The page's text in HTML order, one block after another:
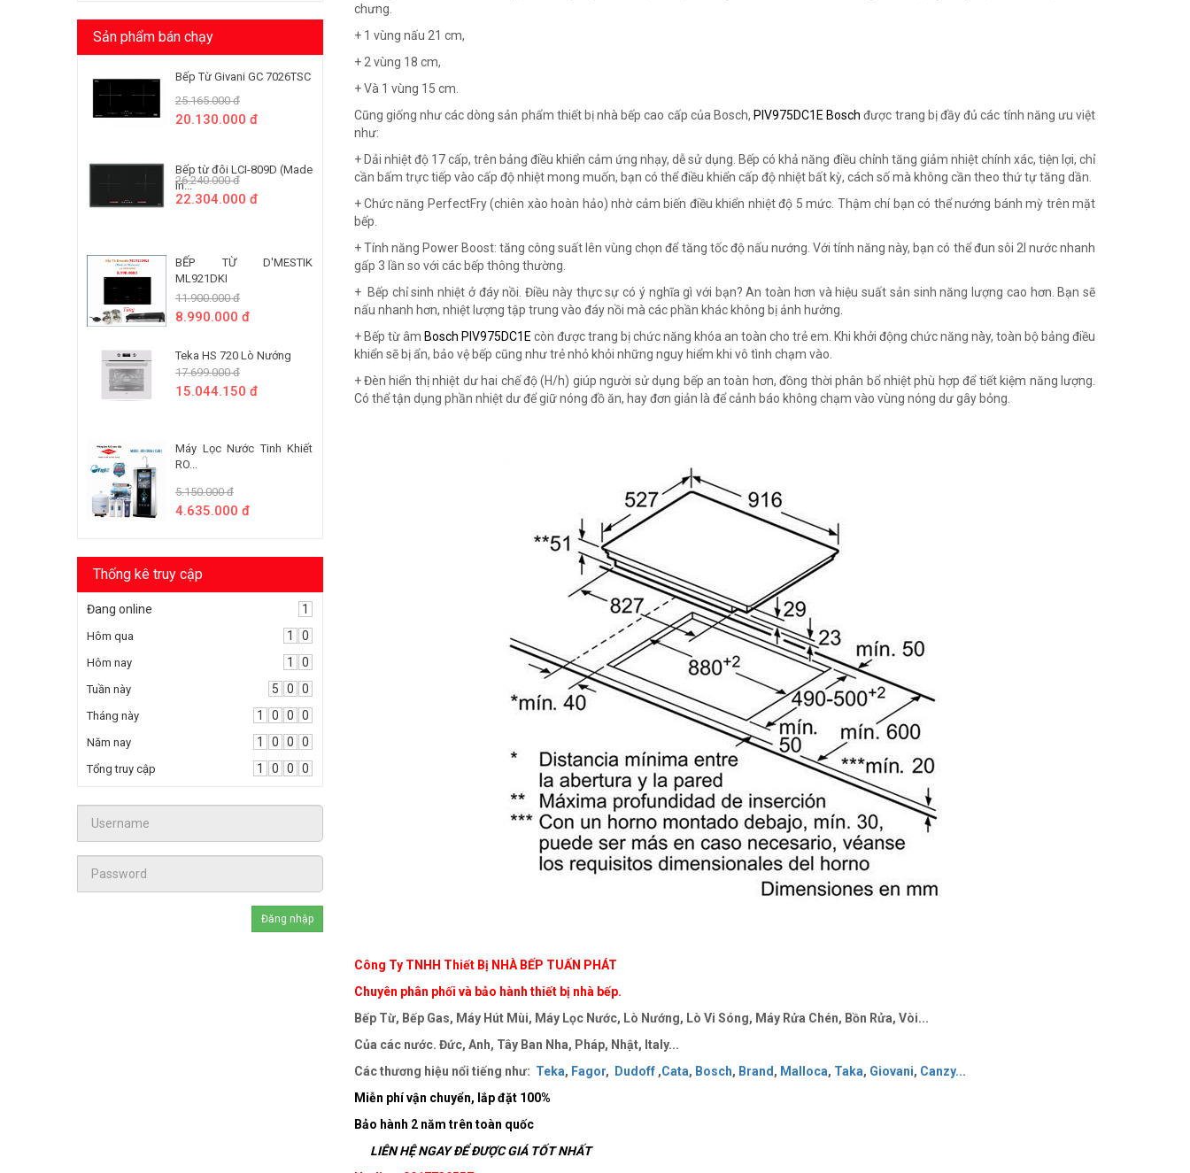
Sản phẩm bán chạy
Bếp Từ Givani GC 7026TSC
25.165.000 đ
20.130.000 đ
Bếp từ đôi LCI-809D (Made
In...
26.240.000 đ
22.304.000 đ
BẾP TỪ D'MESTIK
ML921DKI
11.900.000 đ
8.990.000 đ
Teka HS 720 Lò Nướng
17.699.000 đ
15.044.150 đ
Máy Lọc Nước Tinh Khiết
RO...
5.150.000 đ
4.635.000 đ
Thống kê truy cập
Đang online 1
Hôm qua 1 0
Hôm nay 1 0
Tuần này 5 0 0
Tháng này 1 0 0 0
Năm nay 1 0 0 0
Tổng truy cập 1 0 0 0
chưng.
+ 1 vùng nấu 21 cm,
+ 2 vùng 18 cm,
+ Và 1 vùng 15 cm.
Cũng giống như các dòng sản phẩm thiết bị nhà bếp cao cấp của Bosch, PIV975DC1E Bosch được trang bị đầy đủ các tính năng ưu việt
như:
+ Dải nhiệt độ 17 cấp, trên bảng điều khiển cảm ứng nhạy, dễ sử dụng. Bếp có khả năng điều chỉnh tăng giảm nhiệt chính xác, tiện lợi, chỉ
cần bấm trực tiếp vào cấp độ nhiệt mong muốn, bạn có thể điều khiển cấp độ nhiệt bất kỳ, cách số mà không cần theo thứ tự tăng dần.
+ Chức năng PerfectFry (chiên xào hoàn hảo) nhờ cảm biến điều khiển nhiệt độ 5 mức. Thậm chí bạn có thể nướng bánh mỳ trên mặt
bếp.
+ Tính năng Power Boost: tăng công suất lên vùng chọn để tăng tốc độ nấu nướng. Với tính năng này, bạn có thể đun sôi 2l nước nhanh
gấp 3 lần so với các bếp thông thường.
+ Bếp chỉ sinh nhiệt ở đáy nồi. Điều này thực sự có ý nghĩa gì với bạn? An toàn hơn và hiệu suất sản sinh năng lượng cao hơn. Bạn sẽ
nấu nhanh hơn, nhiệt lượng tập trung vào đáy nồi mà các phần khác không bị ảnh hưởng.
+ Bếp từ âm Bosch PIV975DC1E còn được trang bị chức năng khóa an toàn cho trẻ em. Khi khởi động chức năng này, toàn bộ bảng điều
khiển sẽ bị ẩn, bảo vệ bếp cũng như trẻ nhỏ khỏi những nguy hiểm khi vô tình chạm vào.
+ Đèn hiển thị nhiệt dư hai chế độ (H/h) giúp người sử dụng bếp an toàn hơn, đồng thời phân bổ nhiệt phù hợp để tiết kiệm năng lượng.
Có thể tận dụng phần nhiệt dư để giữ nóng đồ ăn, hay đơn giản là để cảnh báo không chạm vào vùng nóng dư gây bỏng.
Công Ty TNHH Thiết Bị NHÀ BẾP TUẤN PHÁT
Chuyên phân phối và bảo hành thiết bị nhà bếp.
Bếp Từ, Bếp Gas, Máy Hút Mùi, Máy Lọc Nước, Lò Nướng, Lò Vi Sóng, Máy Rửa Chén, Bồn Rửa, Vòi...
Của các nước. Đức, Anh, Tây Ban Nha, Pháp, Nhật, Italy...
Các thương hiệu nổi tiếng như: Teka, Fagor, Dudoff ,Cata, Bosch, Brand, Malloca, Taka, Giovani, Canzy...
Miễn phí vận chuyển, lắp đặt 100%
Bảo hành 2 năm trên toàn quốc
LIÊN HỆ NGAY ĐỂ ĐƯỢC GIÁ TỐT NHẤT